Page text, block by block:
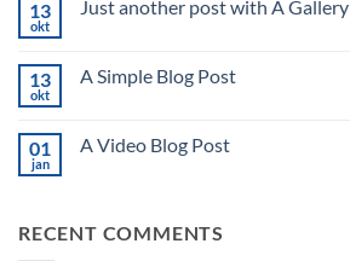
Welcome
13
okt
Just another post with A Gallery
Just
A
Gallery
13
okt
A Simple Blog Post
A
01
jan
A Video Blog Post
Video
RECENT COMMENTS